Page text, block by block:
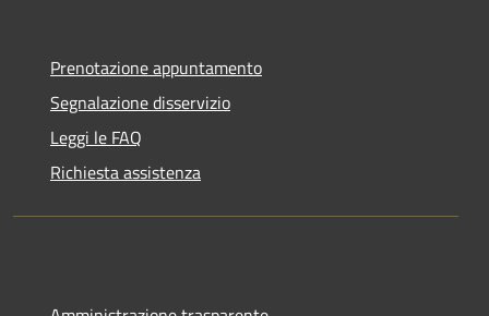
Prenotazione appuntamento
Segnalazione disservizio
Leggi le FAQ
Richiesta assistenza